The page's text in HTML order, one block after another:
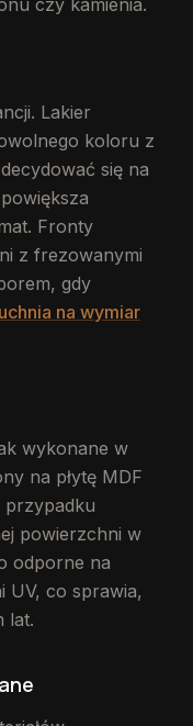
czy kamienia.
Lakier
koloru z
się na
Fronty
z frezowanymi
gdy
na wymiar
wykonane w
na płytę MDF
przypadku
powierzchni w
odporne na
UV, co sprawia,
lat.